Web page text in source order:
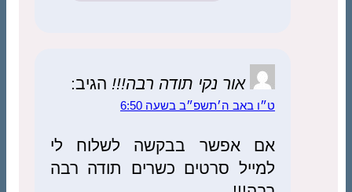
אור נקי תודה רבה!!! הגיב:
ט״ו באב ה׳תשפ״ב בשעה 6:50
אם אפשר בבקשה לשלוח לי
למייל סרטים כשרים תודה רבה